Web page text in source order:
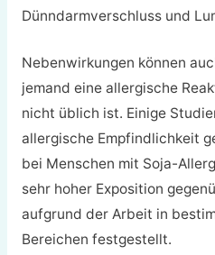
Dünndarmverschluss und
Nebenwirkungen können
jemand eine allergische
nicht üblich ist. Einige
allergische Empfindlichkeit
bei Menschen mit Soja-
sehr hoher Exposition
aufgrund der Arbeit in
Bereichen festgestellt.